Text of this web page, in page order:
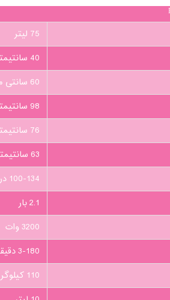
75 لیتر
40 سانتیمتر
60 سانتی متر
98 سانتیمتر
76 سانتیمتر
63 سانتیمتر
100-134 درجه سانتیگراد
2.1 بار
3200 وات
3-180 دقیقه
110 کیلوگرم